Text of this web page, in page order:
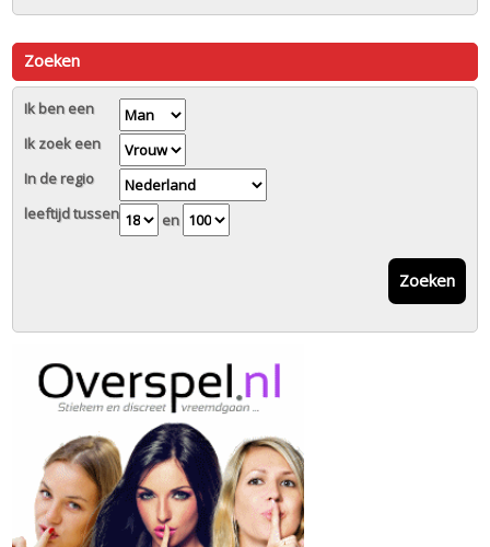
Zoeken
Ik ben een
Ik zoek een
In de regio
leeftijd tussen
en
Zoeken